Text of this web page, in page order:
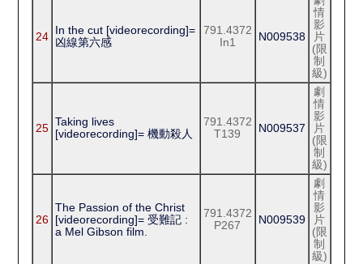
24 In the cut [videorecording]=
凶線第六感
791.4372
In1
N009538
情
影
片
(限
制
級)
25 Taking lives
[videorecording]= 機動殺人
791.4372
T139
N009537
劇
情
影
片
(限
制
級)
26
The Passion of the Christ
[videorecording]= 受難記 :
a Mel Gibson film.
791.4372
P267
N009539
劇
情
影
片
(限
制
級)